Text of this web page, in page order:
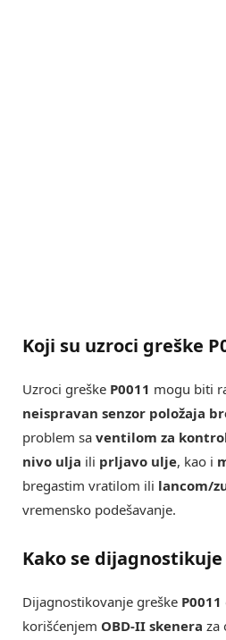
Koji su uzroci greške
Uzroci greške P0011 mogu biti
neispravan senzor položaja
problem sa ventilom za
nivo ulja ili prljavo ulje, kao i
bregastim vratilom ili lancom/
vremensko podešavanje.
Kako se dijagnostikuje
Dijagnostikovanje greške P0011
korišćenjem OBD-II skenera za